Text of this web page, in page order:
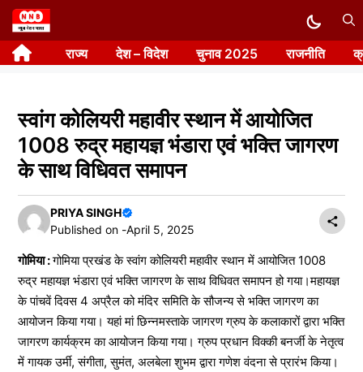
Skip
to
content राज्य देश – विदेश चुनाव 2025 राजनीति
स्वांग कोलियरी महावीर स्थान में आयोजित
1008 रुद्र महायज्ञ भंडारा एवं भक्ति जागरण
के साथ विधिवत समापन
PRIYA SINGH
Published on -April 5, 2025
गोमिया :गोमिया प्रखंड के स्वांग कोलियरी महावीर स्थान में आयोजित 1008
रुद्र महायज्ञ भंडारा एवं भक्ति जागरण के साथ विधिवत समापन हो गया।महायज्ञ
के पांचवें दिवस 4 अप्रैल को मंदिर समिति के सौजन्य से भक्ति जागरण का
आयोजन किया गया। यहां मां छिन्नमस्ताके जागरण ग्रुप के कलाकारों द्वारा भक्ति
जागरण कार्यक्रम का आयोजन किया गया। ग्रुप प्रधान विक्की बनर्जी के नेतृत्व
में गायक उर्मी, संगीता, सुमंत, अलबेला शुभम द्वारा गणेश वंदना से प्रारंभ किया।